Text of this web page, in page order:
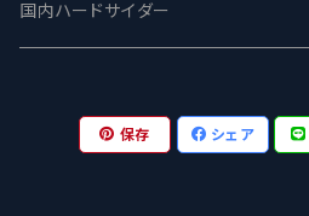
志賀高原ビール - SIGAKOGEN
箕面ビール - MINOH BEER
FirestoneWalker ファイアストーン
Mikkeller ミッケラー
The Flying Inn / ザ フライイング イン
Lambiek Fabriek - ファブリーク
TAIHU - タイフー
Behemoth - ベヒーモス
CO-CONSPIRATORS コ・コンスピ
Deep Creek Brewing Co.
Westbrook ウェストブルック
Strathcona ストラスコナ
Karmeliten カーメリテン
Früh フリュー
国内ハードサイダー
保存 シェア